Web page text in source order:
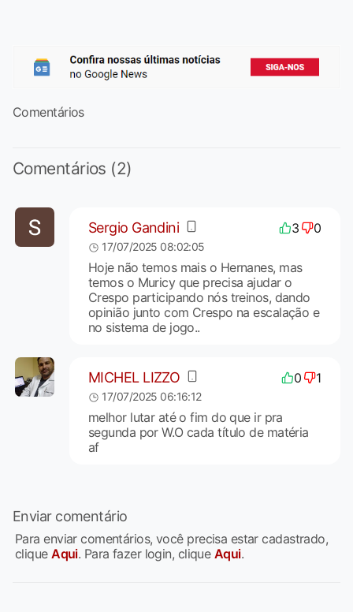
Comentários
Comentários (2)
Sergio Gandini 3 0
17/07/2025 08:02:05
Hoje não temos mais o Hernanes, mas
temos o Muricy que precisa ajudar o
Crespo participando nós treinos, dando
opinião junto com Crespo na escalação e
no sistema de jogo..
MICHEL LIZZO 0 1
17/07/2025 06:16:12
melhor lutar até o fim do que ir pra
segunda por W.O cada título de matéria
af
Enviar comentário
Para enviar comentários, você precisa estar cadastrado,
cliqueAqui. Para fazer login, clique Aqui.